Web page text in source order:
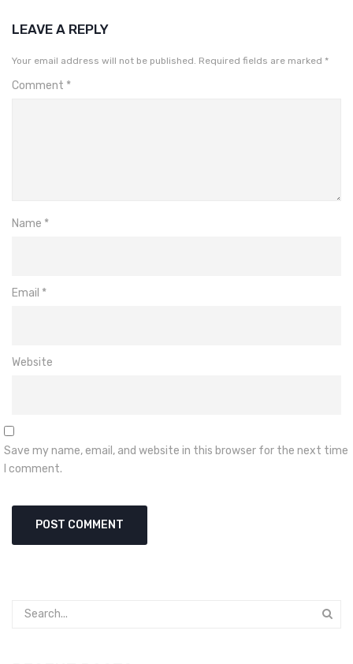
LEAVE A REPLY
Your email address will not be published. Required fields are marked *
Comment *
Name *
Email *
Website
Save my name, email, and website in this browser for the next time
I comment.